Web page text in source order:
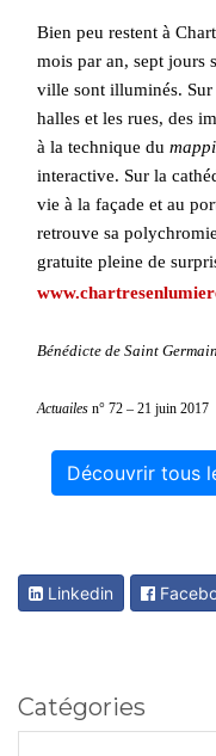
Bien peu restent à
mois par an, sept jours
ville sont illuminés. Sur
halles et les rues, des
à la technique du
interactive. Sur la
vie à la façade et au
retrouve sa
gratuite pleine de
Bénédicte de Saint Germain
Actuailes n° 72 – 21 juin 2017
Découvrir tous
Linkedin
Catégories